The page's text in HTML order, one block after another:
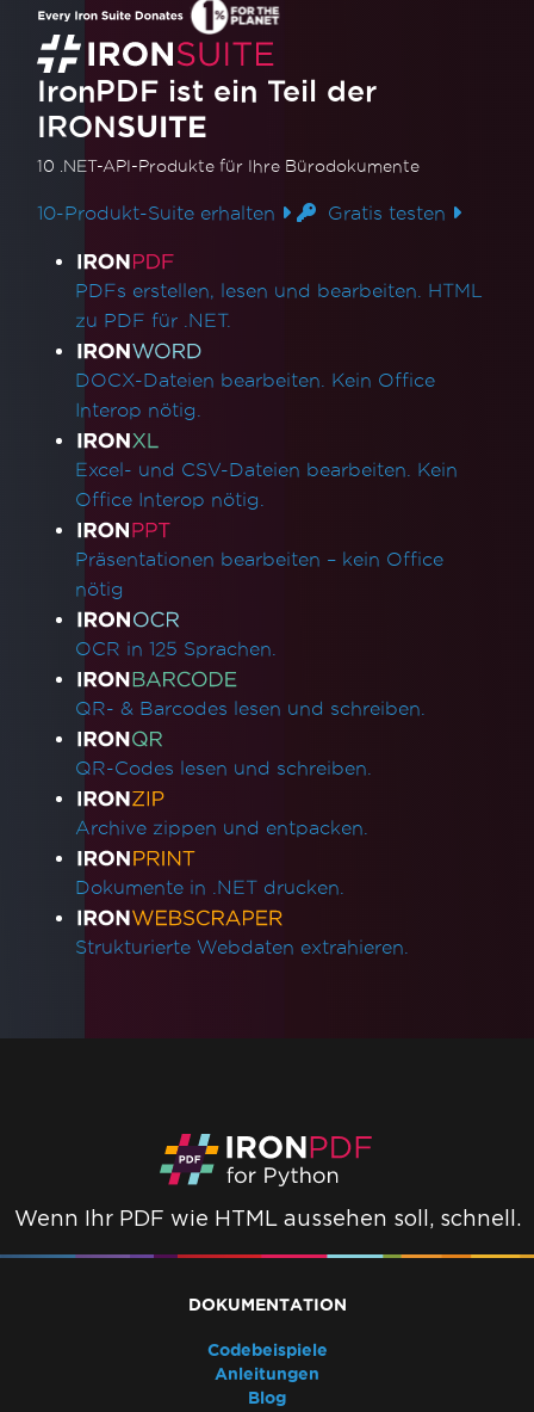
IronPDF ist ein Teil der
IRONSUITE
10 .NET-API-Produkte für Ihre Bürodokumente
10-Produkt-Suite erhalten Gratis testen
Produktlinks
PDFs erstellen, lesen und bearbeiten. HTML
zu PDF für .NET.
DOCX-Dateien bearbeiten. Kein Office
Interop nötig.
Excel- und CSV-Dateien bearbeiten. Kein
Office Interop nötig.
Präsentationen bearbeiten – kein Office
nötig
OCR in 125 Sprachen.
QR- & Barcodes lesen und schreiben.
QR-Codes lesen und schreiben.
Archive zippen und entpacken.
Dokumente in .NET drucken.
Strukturierte Webdaten extrahieren.
Wenn Ihr PDF wie HTML aussehen soll, schnell.
DOKUMENTATION
Codebeispiele
Anleitungen
Blog